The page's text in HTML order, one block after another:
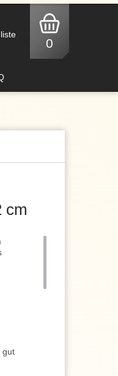
0
cm
gut